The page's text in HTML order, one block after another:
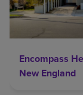
Encompass
New England